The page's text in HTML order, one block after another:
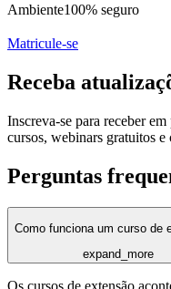
Ambiente100% seguro
Matricule-se
Receba
Inscreva-se para receber
cursos, webinars gratuitos
Perguntas
Como funciona um curso de
expand_more